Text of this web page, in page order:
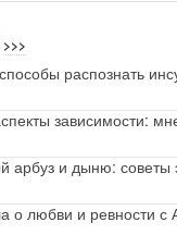
>>>
распознать
зависимости:
арбуз и дыню: советы
о любви и ревности с